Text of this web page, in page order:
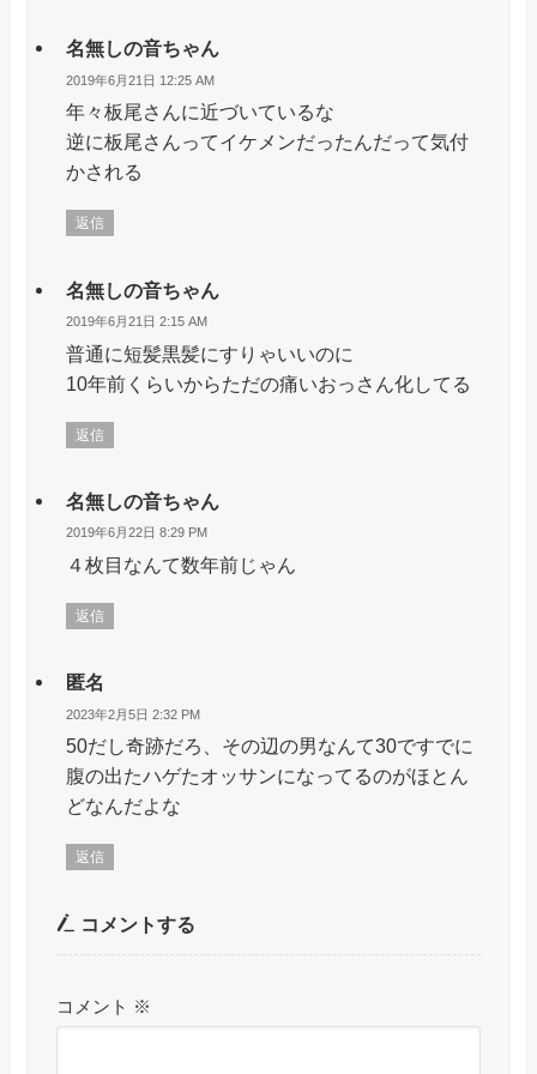
名無しの音ちゃん
2019年6月21日 12:25 AM
年々板尾さんに近づいているな
逆に板尾さんってイケメンだったんだって気付
かされる
返信
名無しの音ちゃん
2019年6月21日 2:15 AM
普通に短髪黒髪にすりゃいいのに
10年前くらいからただの痛いおっさん化してる
返信
名無しの音ちゃん
2019年6月22日 8:29 PM
４枚目なんて数年前じゃん
返信
匿名
2023年2月5日 2:32 PM
50だし奇跡だろ、その辺の男なんて30ですでに
腹の出たハゲたオッサンになってるのがほとん
どなんだよな
返信
コメントする
コメント ※